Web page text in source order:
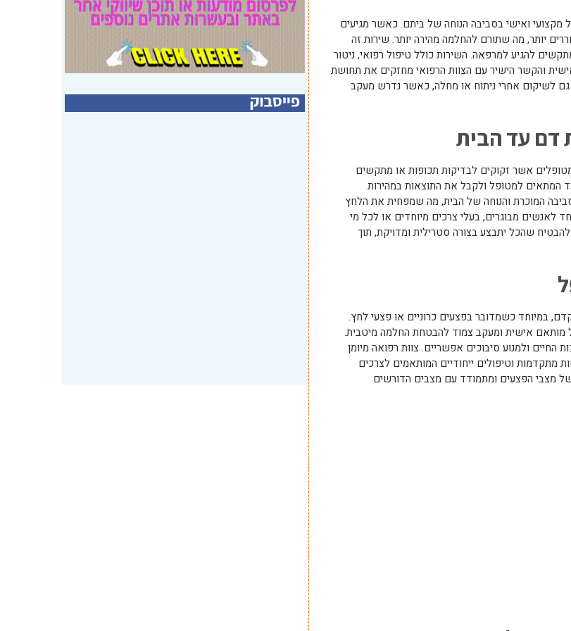
ואישי בסביבה הנוחה של ביתם. כאשר מגיעים
יותר, מה שתורם להחלמה מהירה יותר. שירות זה
להגיע למרפאה. השירות כולל טיפול רפואי, ניטור
והקשר הישיר עם הצוות הרפואי מחזקים את תחושת
גם לשיקום אחרי ניתוח או מחלה, כאשר נדרש מעקב
דם עד הבית
אשר זקוקים לבדיקות תכופות או מתקשים
המתאים למטופל ולקבל את התוצאות במהירות
המוכרת והנוחה של הבית, מה שמפחית את הלחץ
לאנשים מבוגרים, בעלי צרכים מיוחדים או לכל מי
שהכל יתבצע בצורה סטרילית ומדויקת, תוך
במיוחד כשמדובר בפצעים כרוניים או פצעי לחץ.
מותאם אישית ומעקב צמוד להבטחת החלמה מיטבית.
ולמנוע סיבוכים אפשריים. צוות רפואה מיומן
וטיפולים ייחודיים המותאמים לצרכים
מצבי הפצעים ומתמודד עם מצבים הדורשים